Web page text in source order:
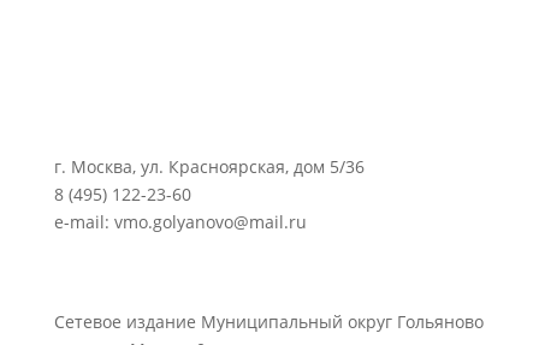
г. Москва, ул. Красноярская, дом 5/36
8 (495) 122-23-60
e-mail: vmo.golyanovo@mail.ru
Сетевое издание Муниципальный округ Гольяново